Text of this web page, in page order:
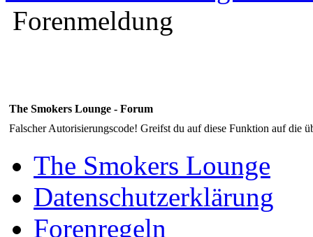
Forenmeldung
The Smokers Lounge - Forum
Falscher Autorisierungscode! Greifst du auf diese Funktion auf die
The Smokers Lounge
Datenschutzerklärung
Forenregeln